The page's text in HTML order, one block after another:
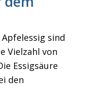
sind
Vielzahl von
Essigsäure
den